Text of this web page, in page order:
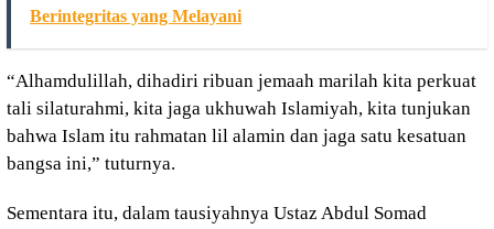
Berintegritas yang Melayani
“Alhamdulillah, dihadiri ribuan jemaah marilah kita perkuat
tali silaturahmi, kita jaga ukhuwah Islamiyah, kita tunjukan
bahwa Islam itu rahmatan lil alamin dan jaga satu kesatuan
bangsa ini,” tuturnya.
Sementara itu, dalam tausiyahnya Ustaz Abdul Somad